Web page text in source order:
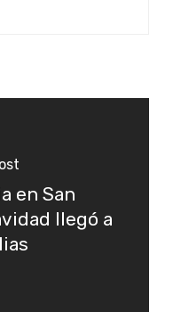
en San
llegó a